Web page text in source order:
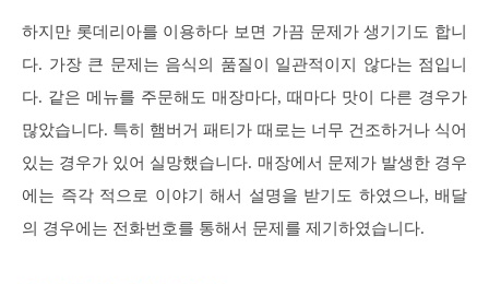
하지만 롯데리아를 이용하다 보면 가끔 문제가 생기기도 합니
다. 가장 큰 문제는 음식의 품질이 일관적이지 않다는 점입니
다. 같은 메뉴를 주문해도 매장마다, 때마다 맛이 다른 경우가
많았습니다. 특히 햄버거 패티가 때로는 너무 건조하거나 식어
있는 경우가 있어 실망했습니다. 매장에서 문제가 발생한 경우
에는 즉각 적으로 이야기 해서 설명을 받기도 하였으나, 배달
의 경우에는 전화번호를 통해서 문제를 제기하였습니다.